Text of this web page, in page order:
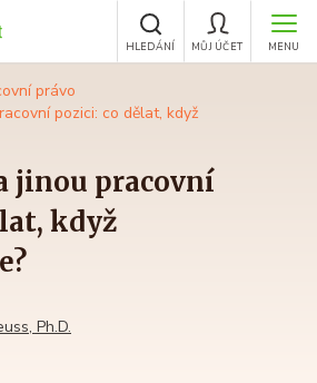
MENU
MŮJ ÚČET
HLEDÁNÍ
právo
pozici: co dělat, když
jinou pracovní
když
Ph.D.